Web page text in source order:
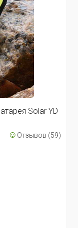
Solar YD-
☺ Отзывов (59)